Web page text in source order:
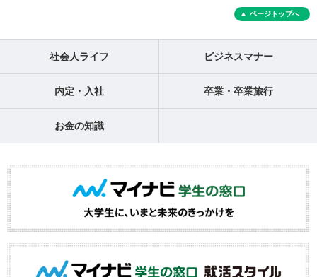
ページトップへ
社会人ライフ ビジネスマナー
内定・入社 卒業・卒業旅行
お金の知識